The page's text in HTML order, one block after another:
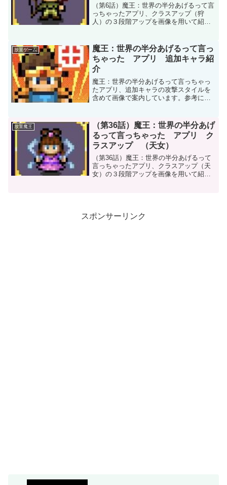
（第6話）魔王：世界の半分あげるって言
っちゃったアプリ、クラスアップ（狩
人）の３段階アップを画像を用いて紹介
放置ゲーム
魔王：世界の半分あげるって言っ
ちゃった アプリ 追加キャラ紹
介
魔王：世界の半分あげるって言っちゃっ
たアプリ、追加キャラの攻撃スタイルを
含めて画像で案内しています。参考にし
放置魔王
（第36話）魔王：世界の半分あげ
るって言っちゃった アプリ ク
ラスアップ （天女）
（第36話）魔王：世界の半分あげるって
言っちゃったアプリ、クラスアップ（天
女）の３段階アップを画像を用いて紹介
スポンサーリンク